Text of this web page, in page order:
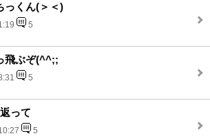
っくん(＞＜)
5
飛ぶぞ(^^;;
5
って
5